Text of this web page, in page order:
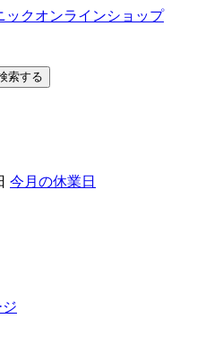
索する
今月の休業日